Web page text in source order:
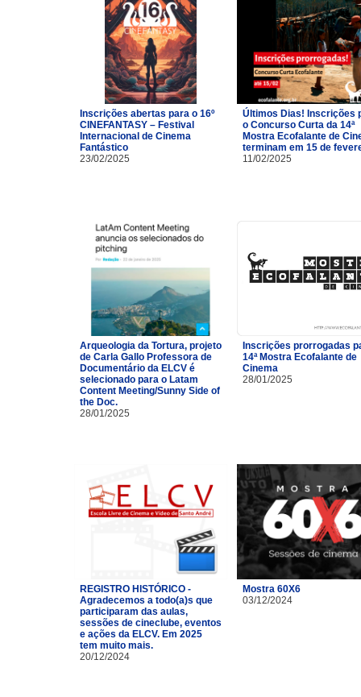
Inscrições abertas para o 16º
CINEFANTASY – Festival
Internacional de Cinema
Fantástico
23/02/2025
Últimos Dias! Inscrições
o Concurso Curta da 14ª
Mostra Ecofalante de
terminam em 15 de
11/02/2025
Arqueologia da Tortura, projeto
de Carla Gallo Professora de
Documentário da ELCV é
selecionado para o Latam
Content Meeting/Sunny Side of
the Doc.
28/01/2025
Inscrições prorrogadas
14ª Mostra Ecofalante de
Cinema
28/01/2025
REGISTRO HISTÓRICO -
Agradecemos a todo(a)s que
participaram das aulas,
sessões de cineclube, eventos
e ações da ELCV. Em 2025
tem muito mais.
20/12/2024
Mostra 60X6
03/12/2024